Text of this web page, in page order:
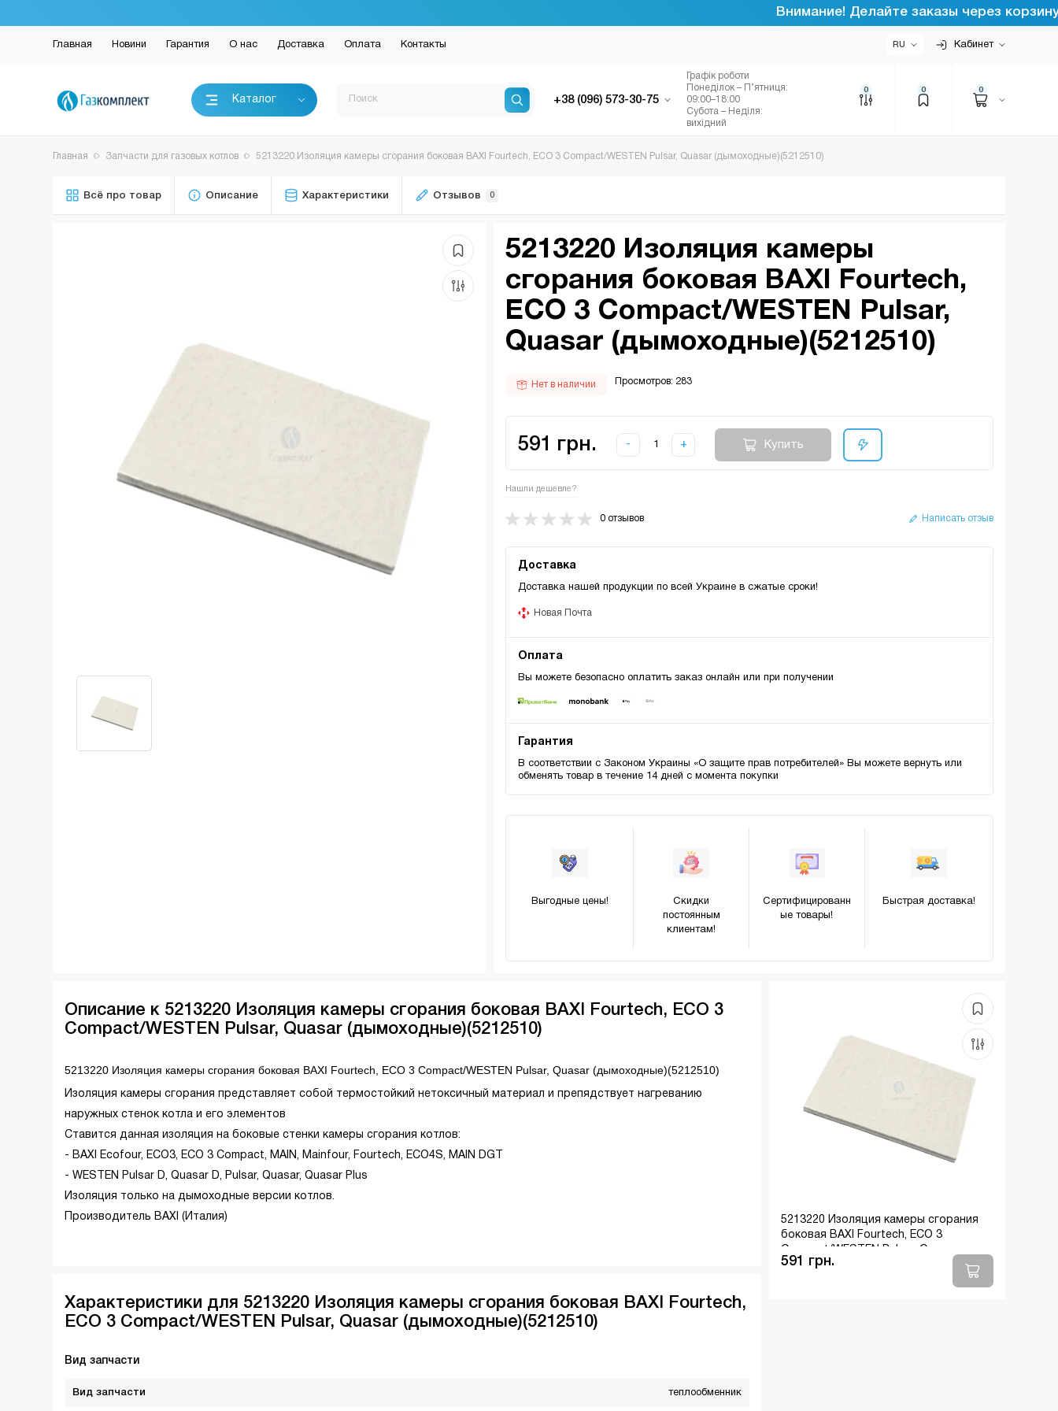
Внимание! Делайте заказы через корзину
Главная Новини Гарантия О нас Доставка Оплата Контакты RU Кабинет
Каталог +38 (096) 573-30-75
Графік роботи
Понеділок – П’ятниця:
09:00–18:00
Субота – Неділя:
вихідний
0 0 0
Главная Запчасти для газовых котлов 5213220 Изоляция камеры сгорания боковая BAXI Fourtech, ECO 3 Compact/WESTEN Pulsar, Quasar (дымоходные)(5212510)
Всё про товар Описание Характеристики Отзывов 0
5213220 Изоляция камеры
сгорания боковая BAXI Fourtech,
ECO 3 Compact/WESTEN Pulsar,
Quasar (дымоходные)(5212510)
Нет в наличии Просмотров: 283
591 грн. - + Купить
Нашли дешевле?
0 отзывов Написать отзыв
Доставка
Доставка нашей продукции по всей Украине в сжатые сроки!
Новая Почта
Оплата
Вы можете безопасно оплатить заказ онлайн или при получении
Гарантия
В соответствии с Законом Украины «О защите прав потребителей» Вы можете вернуть или
обменять товар в течение 14 дней с момента покупки
Выгодные цены!
Скидки
постоянным
клиентам!
Сертифицированн
ые товары!
Быстрая доставка!
Описание к 5213220 Изоляция камеры сгорания боковая BAXI Fourtech, ECO 3
Compact/WESTEN Pulsar, Quasar (дымоходные)(5212510)
5213220 Изоляция камеры сгорания боковая BAXI Fourtech, ECO 3 Compact/WESTEN Pulsar, Quasar (дымоходные)(5212510)
Изоляция камеры сгорания представляет собой термостойкий нетоксичный материал и препядствует нагреванию
наружных стенок котла и его элементов
Ставится данная изоляция на боковые стенки камеры сгорания котлов:
- BAXI Ecofour, ECO3, ECO 3 Compact, MAIN, Mainfour, Fourtech, ECO4S, MAIN DGT
- WESTEN Pulsar D, Quasar D, Pulsar, Quasar, Quasar Plus
Изоляция только на дымоходные версии котлов.
Производитель BAXI (Италия)
Характеристики для 5213220 Изоляция камеры сгорания боковая BAXI Fourtech,
ECO 3 Compact/WESTEN Pulsar, Quasar (дымоходные)(5212510)
Вид запчасти
Вид запчасти теплообменник
5213220 Изоляция камеры сгорания
боковая BAXI Fourtech, ECO 3
Compact/WESTEN Pulsar, Quasar
(дымоходные)(5212510)
591 грн.